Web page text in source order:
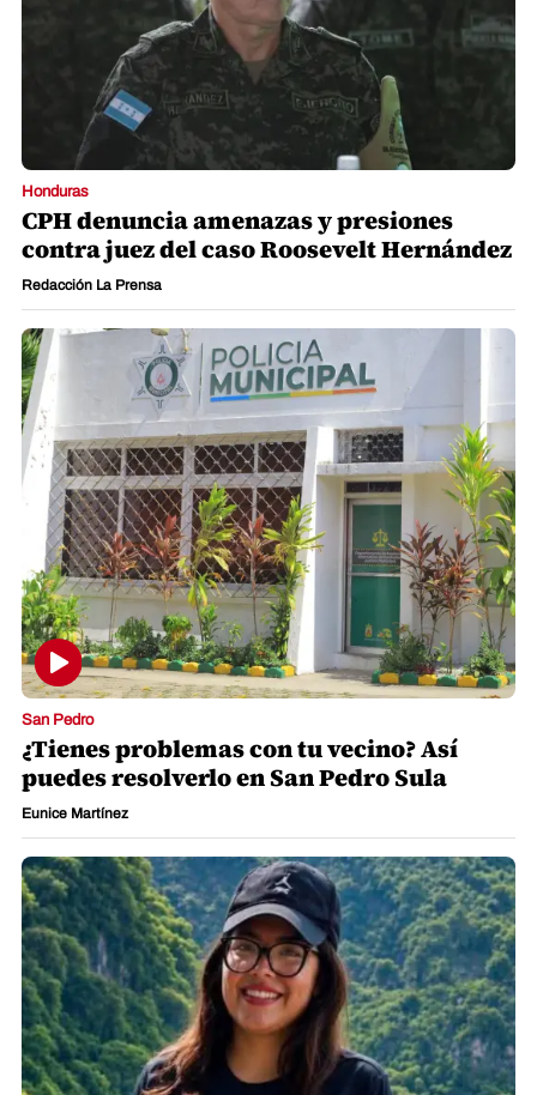
Honduras
CPH denuncia amenazas y presiones
contra juez del caso Roosevelt Hernández
Redacción La Prensa
San Pedro
¿Tienes problemas con tu vecino? Así
puedes resolverlo en San Pedro Sula
Eunice Martínez